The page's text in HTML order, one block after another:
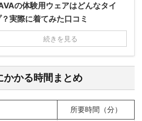
の体験用ウェアはどんなタイ
？実際に着てみた口コミ
続きを見る
かかる時間まとめ
所要時間（分）